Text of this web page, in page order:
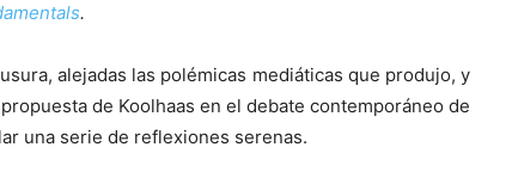
.
alejadas las polémicas mediáticas que produjo, y
de Koolhaas en el debate contemporáneo de
una serie de reflexiones serenas.